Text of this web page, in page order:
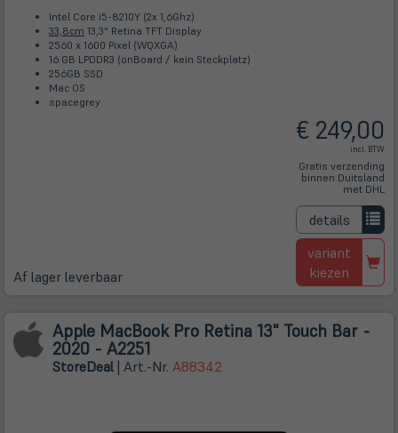
Intel Core i5-8210Y (2x 1,6Ghz)
33,8cm 13,3" Retina TFT Display
2560 x 1600 Pixel (WQXGA)
16 GB LPDDR3 (onBoard / kein Steckplatz)
256GB SSD
Mac OS
spacegrey
Af lager leverbaar
€ 249,00
incl. BTW
Gratis verzending
binnen Duitsland
met DHL
details
variant
kiezen
Apple MacBook Pro Retina 13" Touch Bar -
2020 - A2251
StoreDeal| Art.-Nr. A88342